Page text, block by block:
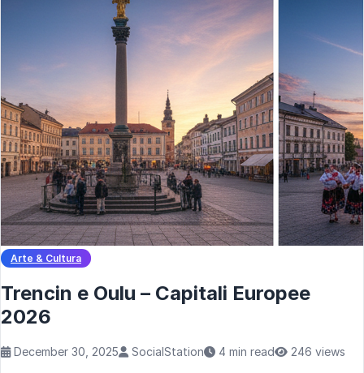
Arte & Cultura
Trencin e Oulu – Capitali Europee
2026
December 30, 2025 SocialStation 4 min read 246 views